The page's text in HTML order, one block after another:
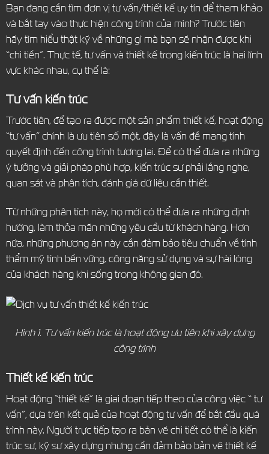
Bạn đang cần tìm đơn vị tư vấn/thiết kế uy tín để tham khảo
và bắt tay vào thực hiện công trình của mình? Trước tiên
hãy tìm hiểu thật kỹ về những gì mà bạn sẽ nhận được khi
“chi tiền”. Thực tế, tư vấn và thiết kế trong kiến trúc là hai lĩnh
vực khác nhau, cụ thể là:
Tư vấn kiến trúc
Trước tiên, để tạo ra được một sản phẩm thiết kế, hoạt động
“tư vấn” chính là ưu tiên số một, đây là vấn đề mang tính
quyết định đến công trình tương lai. Để có thể đưa ra những
ý tưởng và giải pháp phù hợp, kiến trúc sư phải lắng nghe,
quan sát và phân tích, đánh giá dữ liệu cần thiết.
Từ những phân tích này, họ mới có thể đưa ra những định
hướng, làm thỏa mãn những yêu cầu từ khách hàng. Hơn
nữa, những phương án này cần đảm bảo tiêu chuẩn về tính
thẩm mỹ tính bền vững, công năng sử dụng và sự hài lòng
của khách hàng khi sống trong không gian đó.
Hình 1. Tư vấn kiến trúc là hoạt động ưu tiên khi xây dựng
công trình
Thiết kế kiến trúc
Hoạt động “thiết kế” là giai đoạn tiếp theo của công việc “ tư
vấn”, dựa trên kết quả của hoạt động tư vấn để bắt đầu quá
trình này. Người trực tiếp tạo ra bản vẽ chi tiết có thể là kiến
trúc sư, kỹ sư xây dựng nhưng cần đảm bảo bản vẽ thiết kế